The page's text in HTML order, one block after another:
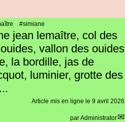
#simiane
jean lemaître, col des
vallon des ouides
la bordille, jas de
luminier, grotte des
Article mis en ligne le 9 avril 2026
parAdministrator